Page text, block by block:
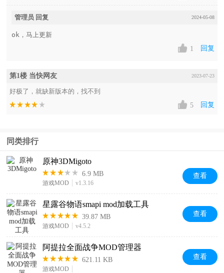
管理员 回复 2024-05-08
ok，马上更新
1
回复
第1楼 当快网友 2023-07-23
好极了，就缺新版本的，找不到
5
回复
同类排行
原神3DMigoto
6.9 MB
游戏MOD v1.3.16
查看
星露谷物语smapi mod加载工具
39.87 MB
游戏MOD v4.5.2
查看
阿提拉全面战争MOD管理器
621.11 KB
游戏MOD
查看